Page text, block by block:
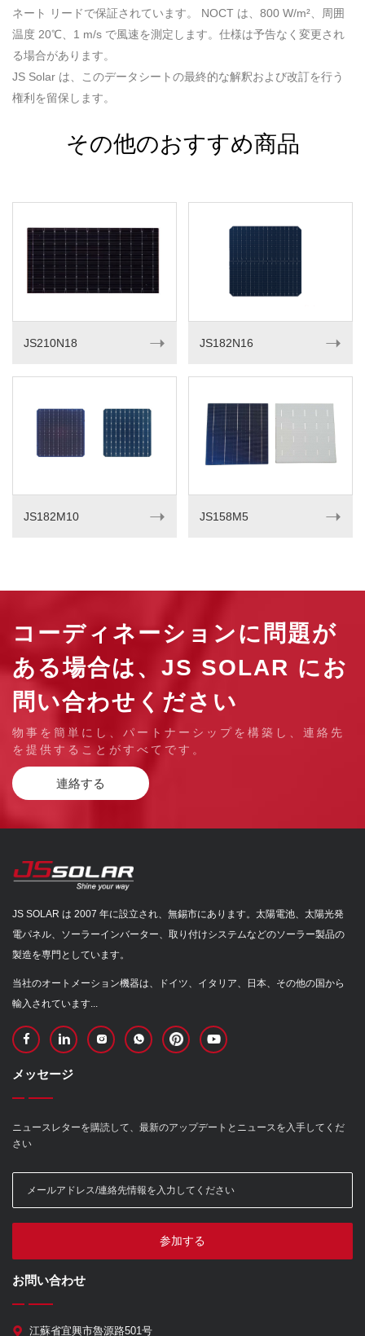
ネート リードで保証されています。 NOCT は、800 W/m²、周囲
温度 20℃、1 m/s で風速を測定します。仕様は予告なく変更され
る場合があります。
JS Solar は、このデータシートの最終的な解釈および改訂を行う
権利を留保します。
その他のおすすめ商品
JS210N18 ➝ JS182N16 ➝
JS182M10 ➝ JS158M5 ➝
コーディネーションに問題が
ある場合は、JS SOLAR にお
問い合わせください
物事を簡単にし、パートナーシップを構築し、連絡先
を提供することがすべてです。
連絡する
JS SOLAR は 2007 年に設立され、無錫市にあります。太陽電池、太陽光発
電パネル、ソーラーインバーター、取り付けシステムなどのソーラー製品の
製造を専門としています。
当社のオートメーション機器は、ドイツ、イタリア、日本、その他の国から
輸入されています...
メッセージ
ニュースレターを購読して、最新のアップデートとニュースを入手してくだ
さい
参加する
お問い合わせ
江蘇省宜興市魯源路501号